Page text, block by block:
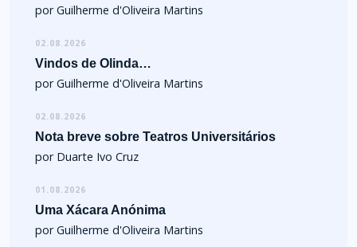
por Guilherme d'Oliveira Martins
02.08.2026
Vindos de Olinda…
por Guilherme d'Oliveira Martins
02.08.2026
Nota breve sobre Teatros Universitários
por Duarte Ivo Cruz
01.08.2026
Uma Xácara Anónima
por Guilherme d'Oliveira Martins